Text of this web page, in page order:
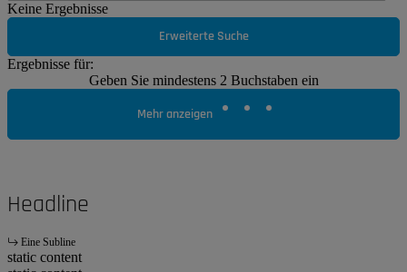
Keine Ergebnisse
Erweiterte Suche
Ergebnisse für:
Geben Sie mindestens 2 Buchstaben ein
Mehr anzeigen
Headline
Eine Subline
static content